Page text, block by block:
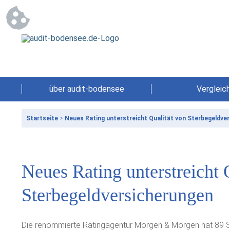
über audit-bodensee
Startseite > Neues Rating unterstreicht Qualität von
Neues Rating unterstreicht
Sterbegeldversicherungen
Die renommierte Ratingagentur Morgen & Morgen hat